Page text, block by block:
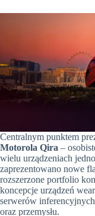
Centralnym punktem
Motorola Qira –
wielu urządzeniach
zaprezentowano nowe
rozszerzone portfolio
koncepcje urządzeń
serwerów
oraz przemysłu.